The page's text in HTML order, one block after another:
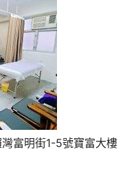
富明街1-5號寶富大樓